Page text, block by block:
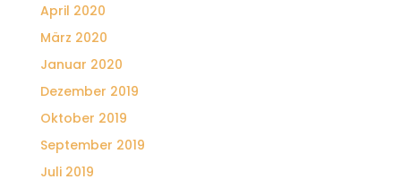
April 2020
März 2020
Januar 2020
Dezember 2019
Oktober 2019
September 2019
Juli 2019